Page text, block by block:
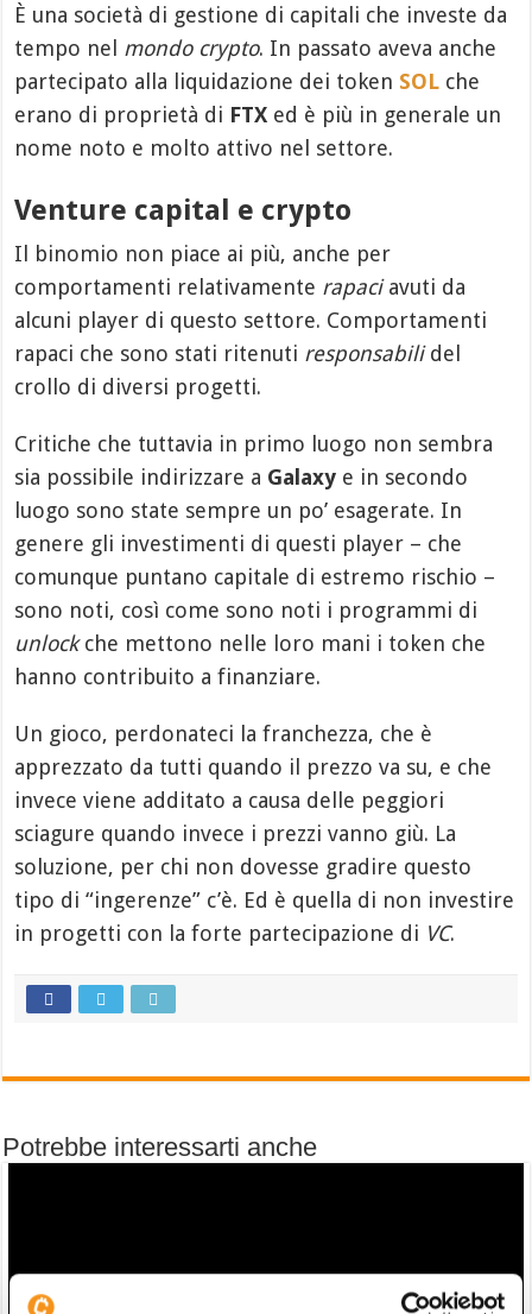
È una società di gestione di capitali che investe da
tempo nel mondo crypto. In passato aveva anche
partecipato alla liquidazione dei token SOL che
erano di proprietà di FTX ed è più in generale un
nome noto e molto attivo nel settore.
Venture capital e crypto
Il binomio non piace ai più, anche per
comportamenti relativamente rapaciavuti da
alcuni player di questo settore. Comportamenti
rapaci che sono stati ritenuti responsabilidel
crollo di diversi progetti.
Critiche che tuttavia in primo luogo non sembra
sia possibile indirizzare a Galaxy e in secondo
luogo sono state sempre un po’ esagerate. In
genere gli investimenti di questi player – che
comunque puntano capitale di estremo rischio –
sono noti, così come sono noti i programmi di
unlockche mettono nelle loro mani i token che
hanno contribuito a finanziare.
Un gioco, perdonateci la franchezza, che è
apprezzato da tutti quando il prezzo va su, e che
invece viene additato a causa delle peggiori
sciagure quando invece i prezzi vanno giù. La
soluzione, per chi non dovesse gradire questo
tipo di “ingerenze” c’è. Ed è quella di non investire
in progetti con la forte partecipazione di VC.
Potrebbe interessarti anche